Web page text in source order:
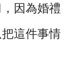
因為婚禮
這件事情